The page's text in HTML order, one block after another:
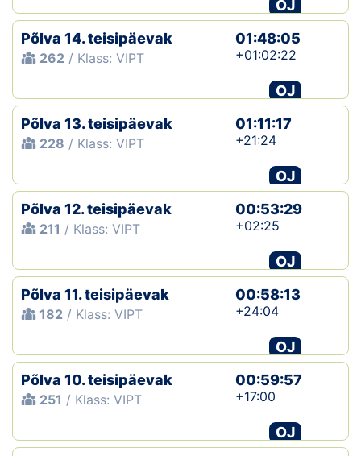
OJ
Põlva 14. teisipäevak
262 / Klass: VIPT
01:48:05
+01:02:22
OJ
Põlva 13. teisipäevak
228 / Klass: VIPT
01:11:17
+21:24
OJ
Põlva 12. teisipäevak
211 / Klass: VIPT
00:53:29
+02:25
OJ
Põlva 11. teisipäevak
182 / Klass: VIPT
00:58:13
+24:04
OJ
Põlva 10. teisipäevak
251 / Klass: VIPT
00:59:57
+17:00
OJ